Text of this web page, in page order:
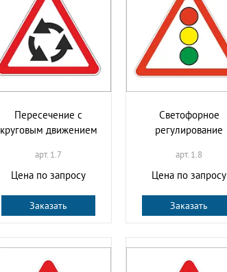
Пересечение с
круговым движением
арт. 1.7
Цена по запросу
Заказать
Светофорное
регулирование
арт. 1.8
Цена по запросу
Заказать